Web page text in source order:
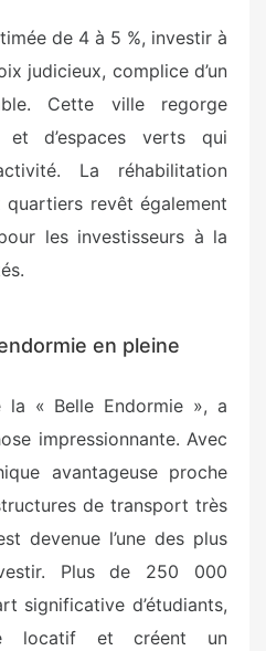
de 4 à 5 %, investir à
judicieux, complice d’un
Cette ville regorge
et d’espaces verts qui
La réhabilitation
revêt également
les investisseurs à la
en pleine
la « Belle Endormie », a
impressionnante. Avec
avantageuse proche
de transport très
devenue l’une des plus
Plus de 250 000
significative d’étudiants,
locatif et créent un